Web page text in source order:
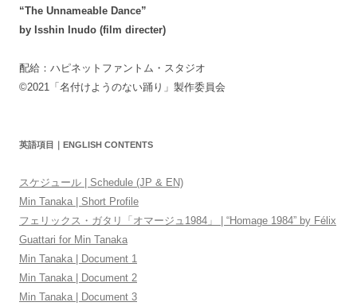
“The Unnameable Dance”
by Isshin Inudo (film directer)
配給：ハピネットファントム・スタジオ
©2021「名付けようのない踊り」製作委員会
英語項目｜ENGLISH CONTENTS
スケジュール | Schedule (JP & EN)
Min Tanaka | Short Profile
フェリックス・ガタリ「オマージュ1984」 | “Homage 1984” by Félix
Guattari for Min Tanaka
Min Tanaka | Document 1
Min Tanaka | Document 2
Min Tanaka | Document 3